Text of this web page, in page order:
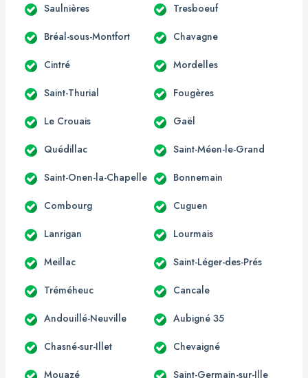
Saulnières Tresboeuf
Bréal-sous-Montfort Chavagne
Cintré Mordelles
Saint-Thurial Fougères
Le Crouais Gaël
Quédillac Saint-Méen-le-Grand
Saint-Onen-la-Chapelle Bonnemain
Combourg Cuguen
Lanrigan Lourmais
Meillac Saint-Léger-des-Prés
Tréméheuc Cancale
Andouillé-Neuville Aubigné 35
Chasné-sur-Illet Chevaigné
Mouazé Saint-Germain-sur-Ille